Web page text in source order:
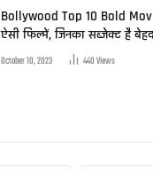
Bollywood Top 10 Bold
ऐसी फिल्में, जिनका सब्जेक्ट है
October 10, 2023 440Views